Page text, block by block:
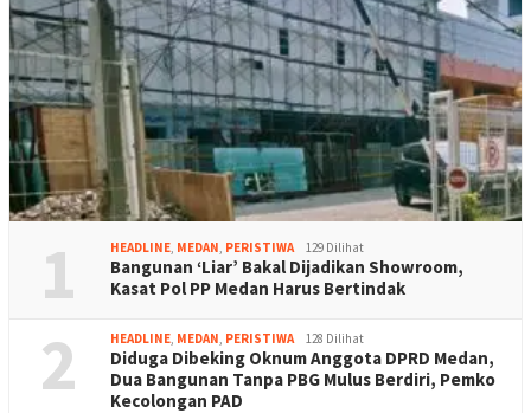
1 HEADLINE, MEDAN, PERISTIWA 129 Dilihat
Bangunan ‘Liar’ Bakal Dijadikan Showroom,
Kasat Pol PP Medan Harus Bertindak
2 HEADLINE, MEDAN, PERISTIWA 128 Dilihat
Diduga Dibeking Oknum Anggota DPRD Medan,
Dua Bangunan Tanpa PBG Mulus Berdiri, Pemko
Kecolongan PAD